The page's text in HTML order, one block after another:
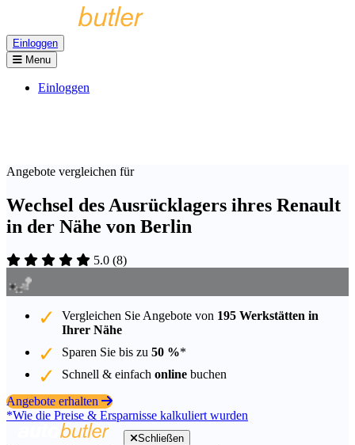
Einloggen
Menu
Einloggen
Angebote vergleichen für
Wechsel des Ausrücklagers ihres Renault
in der Nähe von Berlin
5.0 (8)
Vergleichen Sie Angebote von 195 Werkstätten in
Ihrer Nähe
Sparen Sie bis zu 50 %*
Schnell & einfach online buchen
Angebote erhalten
*Wie die Preise & Ersparnisse kalkuliert wurden
Schließen